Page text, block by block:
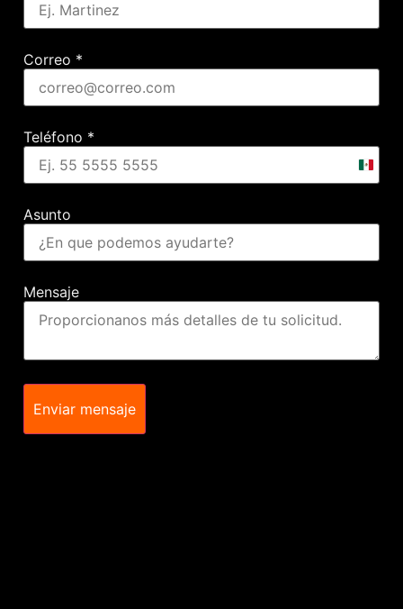
Correo *
Teléfono *
Asunto
Mensaje
Enviar mensaje